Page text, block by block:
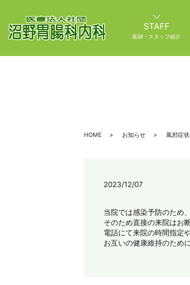
STAFF
医師・スタッフ紹介
HOME お知らせ 風邪症
2023/12/07
当院では感染予防のため
そのため直接の来院はお
電話にて来院の時間指定
お互いの健康維持のため